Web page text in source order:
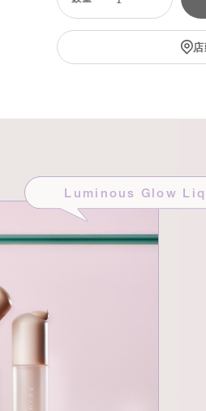
Luminous Glow